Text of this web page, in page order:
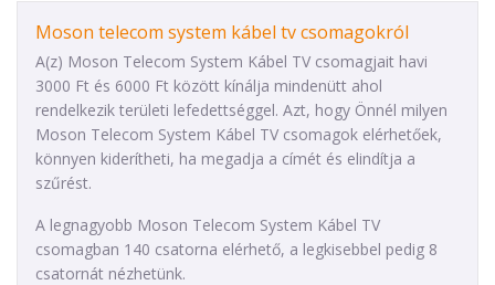
Moson telecom system kábel tv csomagokról
A(z) Moson Telecom System Kábel TV csomagjait havi
3000 Ft és 6000 Ft között kínálja mindenütt ahol
rendelkezik területi lefedettséggel. Azt, hogy Önnél milyen
Moson Telecom System Kábel TV csomagok elérhetőek,
könnyen kiderítheti, ha megadja a címét és elindítja a
szűrést.
A legnagyobb Moson Telecom System Kábel TV
csomagban 140 csatorna elérhető, a legkisebbel pedig 8
csatornát nézhetünk.